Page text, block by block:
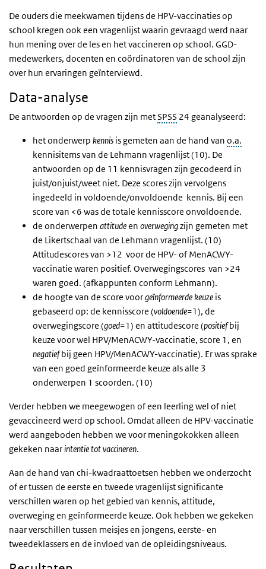
De ouders die meekwamen tijdens de HPV-vaccinaties op
school kregen ook een vragenlijst waarin gevraagd werd naar
hun mening over de les en het vaccineren op school. GGD-
medewerkers, docenten en coördinatoren van de school zijn
over hun ervaringen geïnterviewd.
Data-analyse
De antwoorden op de vragen zijn metSPSS 24 geanalyseerd:
het onderwerp kennis is gemeten aan de hand van o.a.
kennisitems van de Lehmann vragenlijst (10). De
antwoorden op de 11 kennisvragen zijn gecodeerd in
juist/onjuist/weet niet. Deze scores zijn vervolgens
ingedeeld in voldoende/onvoldoende kennis. Bij een
score van <6 was de totale kennisscore onvoldoende.
de onderwerpen attitudeen overwegingzijn gemeten met
de Likertschaal van de Lehmann vragenlijst. (10)
Attitudescores van >12 voor de HPV- of MenACWY-
vaccinatie waren positief. Overwegingscores van >24
waren goed. (afkappunten conform Lehmann).
de hoogte van de score voorgeïnformeerde keuze is
gebaseerd op: de kennisscore (voldoende=1), de
overwegingscore (goed=1) en attitudescore (positiefbij
keuze voor wel HPV/MenACWY-vaccinatie, score 1, en
negatiefbij geen HPV/MenACWY-vaccinatie). Er was sprake
van een goed geïnformeerde keuze als alle 3
onderwerpen 1 scoorden. (10)
Verder hebben we meegewogen of een leerling wel of niet
gevaccineerd werd op school. Omdat alleen de HPV-vaccinatie
werd aangeboden hebben we voor meningokokken alleen
gekeken naarintentie tot vaccineren.
Aan de hand van chi-kwadraattoetsen hebben we onderzocht
of er tussen de eerste en tweede vragenlijst significante
verschillen waren op het gebied van kennis, attitude,
overweging en geïnformeerde keuze. Ook hebben we gekeken
naar verschillen tussen meisjes en jongens, eerste- en
tweedeklassers en de invloed van de opleidingsniveaus.